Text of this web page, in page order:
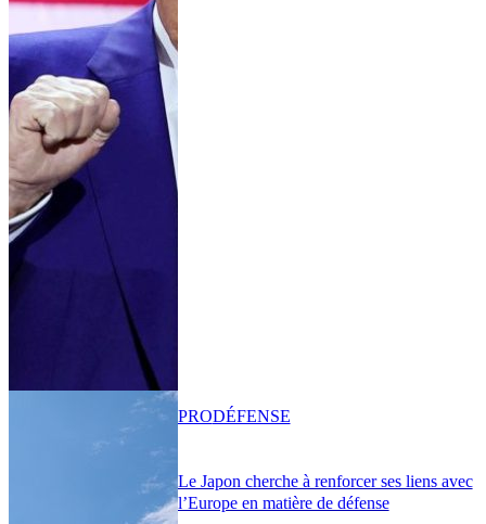
Le Japon cherche à renforcer ses liens avec
l’Europe en matière de défense
PRODÉFENSE